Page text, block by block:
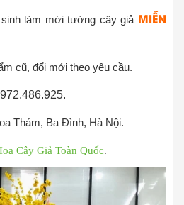
làm mới tường cây giả MIỄN
cũ, đổi mới theo yêu cầu.
Thám, Ba Đình, Hà Nội.
Cây Giả Toàn Quốc.